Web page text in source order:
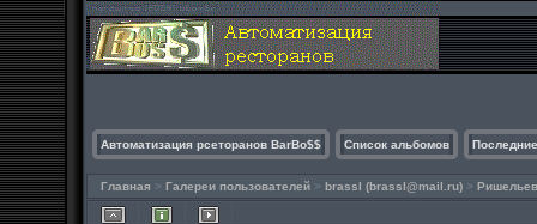
Автоматизация рсеторанов BarBo$$ Список альбомов
Главная > Галереи пользователей > brassl (brassl@mail.ru) >